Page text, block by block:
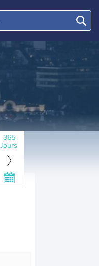
365
Jours